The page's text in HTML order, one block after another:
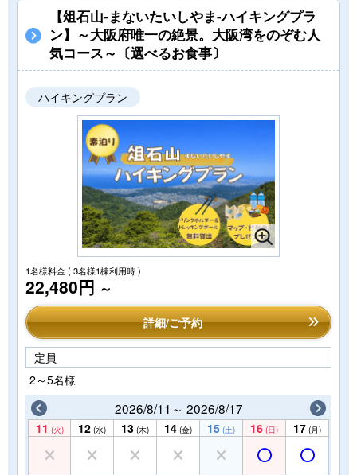
【俎石山-まないたいしやま-ハイキングプラ
ン】～大阪府唯一の絶景。大阪湾をのぞむ人
気コース～〔選べるお食事〕
ハイキングプラン
1名様料金( 3名様1棟利用時 )
22,480円 ～
詳細/ご予約
定員
2～5名様
2026/8/11～ 2026/8/17
11 (火) 12 (水) 13 (木) 14 (金) 15 (土) 16 (日) 17 (月)